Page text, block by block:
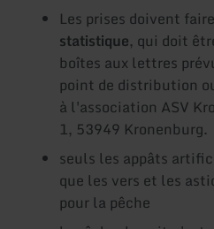
Les prises doivent
statistique, qui doit
boîtes aux lettres
point de distribution
à l'association ASV
1, 53949 Kronenburg.
seuls les appâts
que les vers et les
pour la pêche